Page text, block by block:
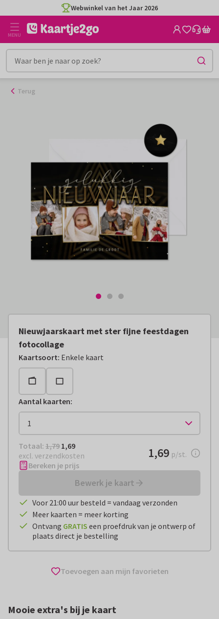
naar
inhoud
Webwinkel van het Jaar 2026
MENU
Terug
Nieuwjaarskaart met ster fijne feestdagen
fotocollage
Kaartsoort: Enkele kaart
Aantal kaarten:
Totaal: € 1,69
Totaal: 1,79 1,69
excl. verzendkosten
€ 1,69per stuk
1,69 p/st.
Bereken je prijs
Bewerk je kaart
Voor 21:00 uur besteld = vandaag verzonden
Meer kaarten = meer korting
Ontvang GRATIS een proefdruk van je ontwerp of
plaats direct je bestelling
Toevoegen aan mijn favorieten
Mooie extra's bij je kaart